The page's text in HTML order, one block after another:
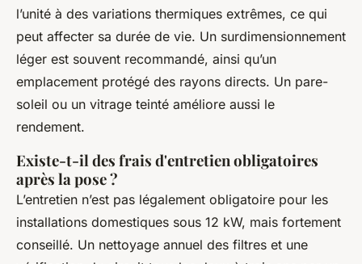
l’unité à des variations thermiques extrêmes, ce qui
peut affecter sa durée de vie. Un surdimensionnement
léger est souvent recommandé, ainsi qu’un
emplacement protégé des rayons directs. Un pare-
soleil ou un vitrage teinté améliore aussi le
rendement.
Existe-t-il des frais d'entretien obligatoires
après la pose ?
L’entretien n’est pas légalement obligatoire pour les
installations domestiques sous 12 kW, mais fortement
conseillé. Un nettoyage annuel des filtres et une